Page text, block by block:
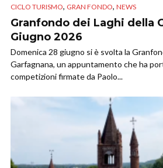
CICLO TURISMO, GRAN FONDO, NEWS
Granfondo dei Laghi della
Giugno 2026
Domenica 28 giugno si è svolta la
Garfagnana, un appuntamento che ha
competizioni firmate da Paolo...